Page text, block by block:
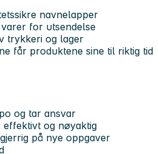
navnelapper
for utsendelse
trykkeri og lager
får produktene sine til riktig tid
og tar ansvar
og nøyaktig
på nye oppgaver